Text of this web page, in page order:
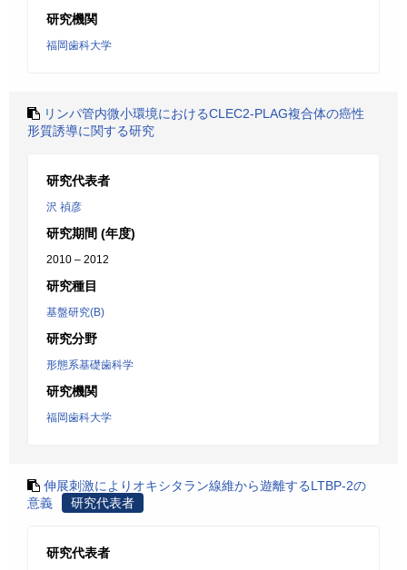
研究機関
福岡歯科大学
リンパ管内微小環境におけるCLEC2-PLAG複合体の癌性
形質誘導に関する研究
研究代表者
沢 禎彦
研究期間 (年度)
2010 – 2012
研究種目
基盤研究(B)
研究分野
形態系基礎歯科学
研究機関
福岡歯科大学
伸展刺激によりオキシタラン線維から遊離するLTBP-2の
意義
研究代表者
研究代表者